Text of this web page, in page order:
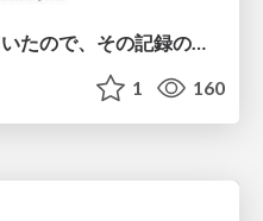
ノートを取る習慣を続けていたので、その記録の一部を書籍にまとめてみました
1 160